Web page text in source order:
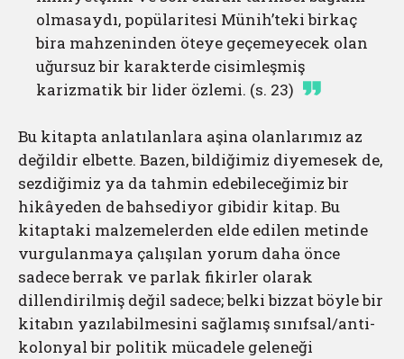
olmasaydı, popülaritesi Münih’teki birkaç
bira mahzeninden öteye geçemeyecek olan
uğursuz bir karakterde cisimleşmiş
karizmatik bir lider özlemi. (s. 23)
Bu kitapta anlatılanlara aşina olanlarımız az
değildir elbette. Bazen, bildiğimiz diyemesek de,
sezdiğimiz ya da tahmin edebileceğimiz bir
hikâyeden de bahsediyor gibidir kitap. Bu
kitaptaki malzemelerden elde edilen metinde
vurgulanmaya çalışılan yorum daha önce
sadece berrak ve parlak fikirler olarak
dillendirilmiş değil sadece; belki bizzat böyle bir
kitabın yazılabilmesini sağlamış sınıfsal/anti-
kolonyal bir politik mücadele geleneği